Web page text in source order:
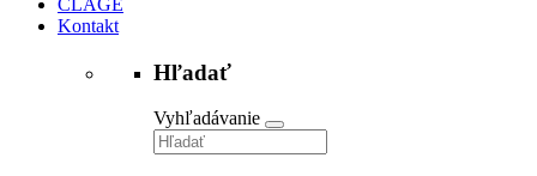
CLAGE
Kontakt
Hľadať
Vyhľadávanie